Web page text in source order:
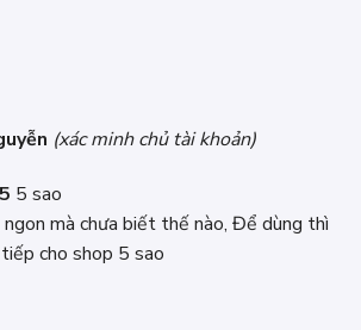
(xác minh chủ tài khoản)
5 5 sao
mà chưa biết thế nào, Để dùng thì
cho shop 5 sao